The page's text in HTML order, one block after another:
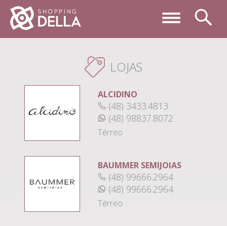
LOJAS
ALCIDINO
(48) 3433.4813
(48) 98837.8072
Térreo
BAUMMER SEMIJOIAS
(48) 99666.2964
(48) 99666.2964
Térreo